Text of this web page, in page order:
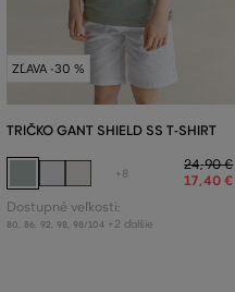
ZĽAVA -30 %
TRIČKO GANT SHIELD SS T-SHIRT
+8
24,90 €
17,40 €
Dostupné veľkosti:
80 86 92 98 98/104 +2 ďalšie